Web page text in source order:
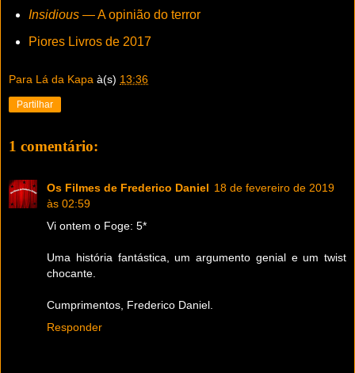
Insidious — A opinião do terror
Piores Livros de 2017
Para Lá da Kapa à(s) 13:36
Partilhar
1 comentário:
Os Filmes de Frederico Daniel 18 de fevereiro de 2019
às 02:59
Vi ontem o Foge: 5*
Uma história fantástica, um argumento genial e um twist
chocante.
Cumprimentos, Frederico Daniel.
Responder